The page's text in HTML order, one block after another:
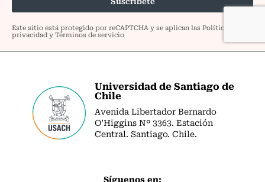
Universidad de Santiago de
Chile
Avenida Libertador Bernardo
O’Higgins Nº 3363. Estación
Central. Santiago. Chile.
Síguenos en: